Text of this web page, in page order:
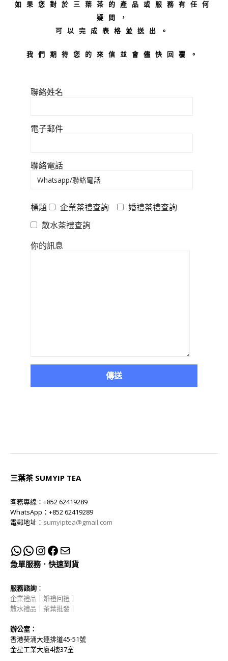
如果您對於三葉茶的產品或服務有任何
疑問，
可以完成表格並送出。
我們期待您的來信並會儘快回覆。
聯絡姓名
電子郵件
聯絡電話
標題 企業茶禮查詢
婚禮茶禮查詢
散水茶禮查詢
你的訊息
三葉茶 SUMYIP TEA
客務專線：+852 62419289
WhatsApp：+852 62419289
電郵地址： sumyiptea@gmail.com
急單服務．快速到貨
服務諮詢 ：
企業禮品 ｜ 婚禮回禮 ｜
散水禮品 ｜ 茶葉批發 ｜
辦公室：
香港葵涌大連排道45-51號
金星工業大廈4樓37室